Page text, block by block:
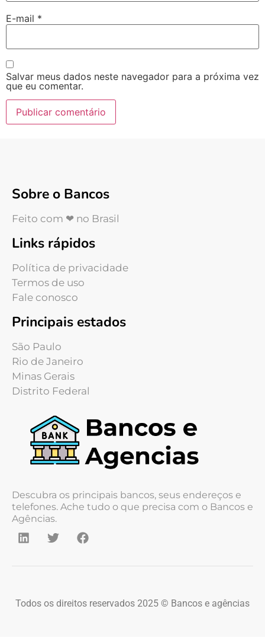
E-mail *
Salvar meus dados neste navegador para a próxima vez
que eu comentar.
Sobre o Bancos
Feito com ❤ no Brasil
Links rápidos
Política de privacidade
Termos de uso
Fale conosco
Principais estados
São Paulo
Rio de Janeiro
Minas Gerais
Distrito Federal
Descubra os principais bancos, seus endereços e
telefones. Ache tudo o que precisa com o Bancos e
Agências.
Todos os direitos reservados 2025 © Bancos e agências